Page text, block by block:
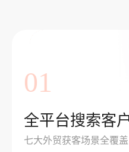
01
全平台搜索客户
七大外贸获客场景全覆盖